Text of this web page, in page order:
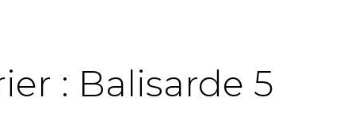
: Balisarde 5